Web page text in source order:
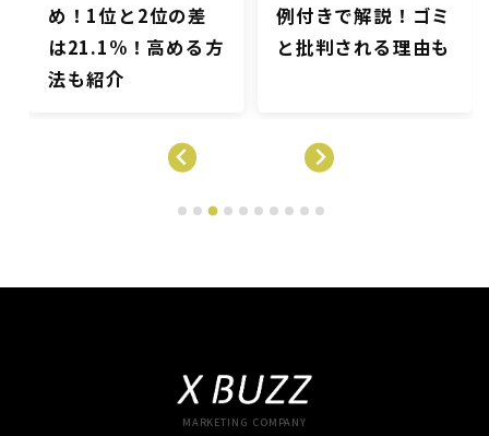
例付きで解説！ゴミ
と批判される理由も
せるポイント7選！
仕組みや難易度につ
MARKETING COMPANY